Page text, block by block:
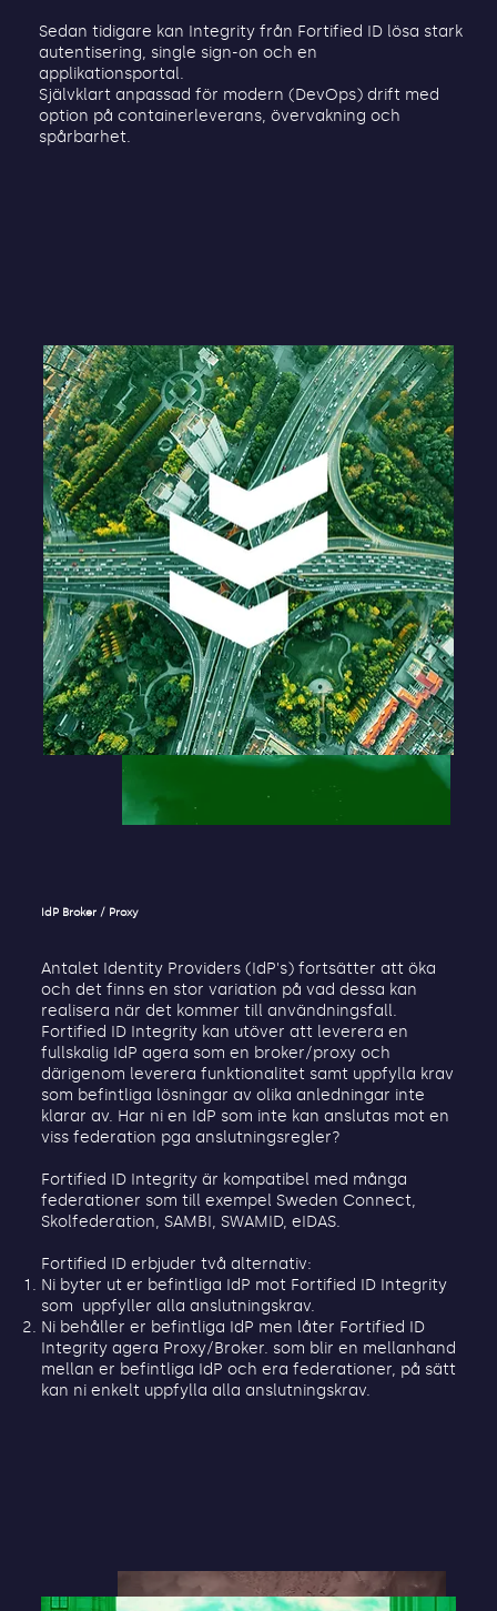
Sedan tidigare kan Integrity från Fortified ID lösa stark
autentisering, single sign-on och en
applikationsportal.
Självklart anpassad för modern (DevOps) drift med
option på containerleverans, övervakning och
spårbarhet.
IdP Broker / Proxy
Antalet Identity Providers (IdP's) fortsätter att öka
och det finns en stor variation på vad dessa kan
realisera när det kommer till användningsfall.
Fortified ID Integrity kan utöver att leverera en
fullskalig IdP agera som en broker/proxy och
därigenom leverera funktionalitet samt uppfylla krav
som befintliga lösningar av olika anledningar inte
klarar av. Har ni en IdP som inte kan anslutas mot en
viss federation pga anslutningsregler?
Fortified ID Integrity är kompatibel med många
federationer som till exempel Sweden Connect,
Skolfederation, SAMBI, SWAMID, eIDAS.
Fortified ID erbjuder två alternativ:
Ni byter ut er befintliga IdP mot Fortified ID Integrity
som uppfyller alla anslutningskrav.
Ni behåller er befintliga IdP men låter Fortified ID
Integrity agera Proxy/Broker. som blir en mellanhand
mellan er befintliga IdP och era federationer, på sätt
kan ni enkelt uppfylla alla anslutningskrav.